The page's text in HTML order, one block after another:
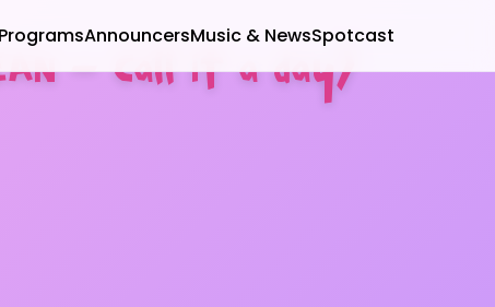
ProgramsAnnouncersMusic & NewsSpotcast
– Call it a day)